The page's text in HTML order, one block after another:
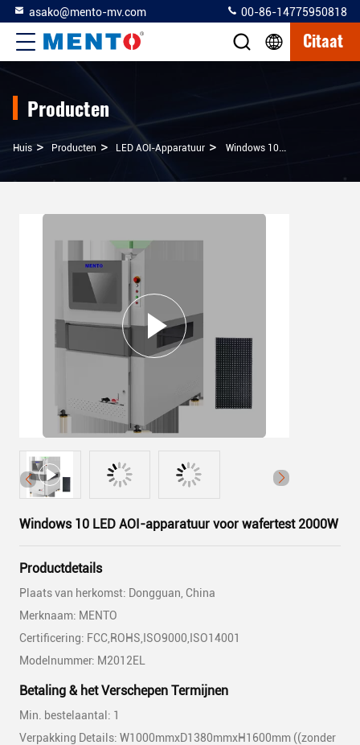
asako@mento-mv.com 00-86-14775950818
Citaat
Producten
Huis > Producten > LED AOI-Apparatuur > Windows 10 LED AOI-Apparatuur Voor Wafertest 2000W
Windows 10 LED AOI-apparatuur voor wafertest 2000W
Productdetails
Plaats van herkomst: Dongguan, China
Merknaam: MENTO
Certificering: FCC,ROHS,ISO9000,ISO14001
Modelnummer: M2012EL
Betaling & het Verschepen Termijnen
Min. bestelaantal: 1
Verpakking Details: W1000mmxD1380mmxH1600mm ((zonder